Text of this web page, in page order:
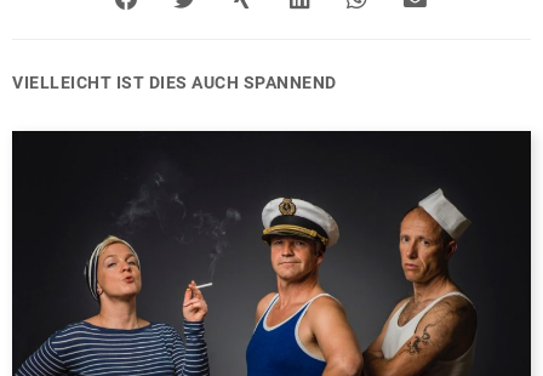
VIELLEICHT IST DIES AUCH SPANNEND